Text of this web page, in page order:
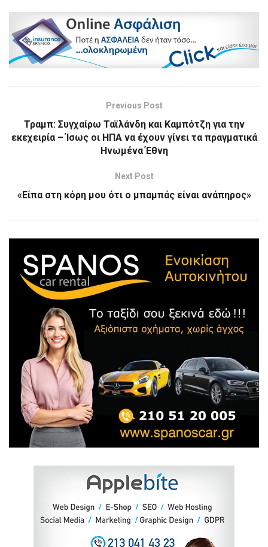
Previous Post
Τραμπ: Συγχαίρω Ταϊλάνδη και Καμπότζη για την
εκεχειρία – Ίσως οι ΗΠΑ να έχουν γίνει τα πραγματικά
Ηνωμένα Έθνη
Next Post
«Είπα στη κόρη μου ότι ο μπαμπάς είναι ανάπηρος»